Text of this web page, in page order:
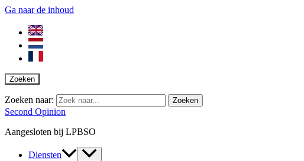
Ga naar de inhoud
Zoeken
Zoeken naar:
Second Opinion
Aangesloten bij LPBSO
Diensten